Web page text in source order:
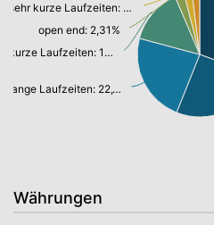
lange Laufzeiten: 22,19%
kurze Laufzeiten: 13,85%
open end: 2,31%
sehr kurze Laufzeiten: 1,95%
Währungen